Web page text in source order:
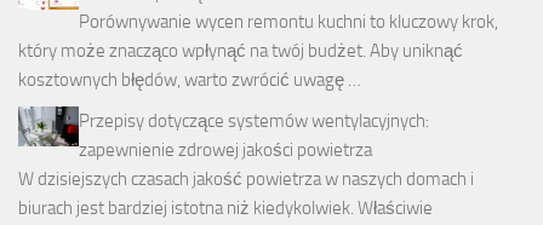
Porównywanie wycen remontu kuchni to kluczowy krok,
który może znacząco wpłynąć na twój budżet. Aby uniknąć
kosztownych błędów, warto zwrócić uwagę …
Przepisy dotyczące systemów wentylacyjnych:
zapewnienie zdrowej jakości powietrza
W dzisiejszych czasach jakość powietrza w naszych domach i
biurach jest bardziej istotna niż kiedykolwiek. Właściwie